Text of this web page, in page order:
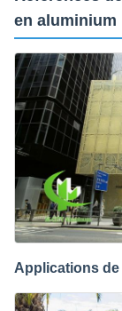
en aluminium
Applications